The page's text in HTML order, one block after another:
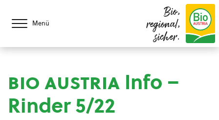
Menü
Bio,
regional,
sicher.
bio austria Info –
Rinder 5/22